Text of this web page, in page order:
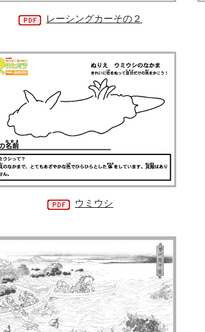
レーシングカーその２
ウミウシ